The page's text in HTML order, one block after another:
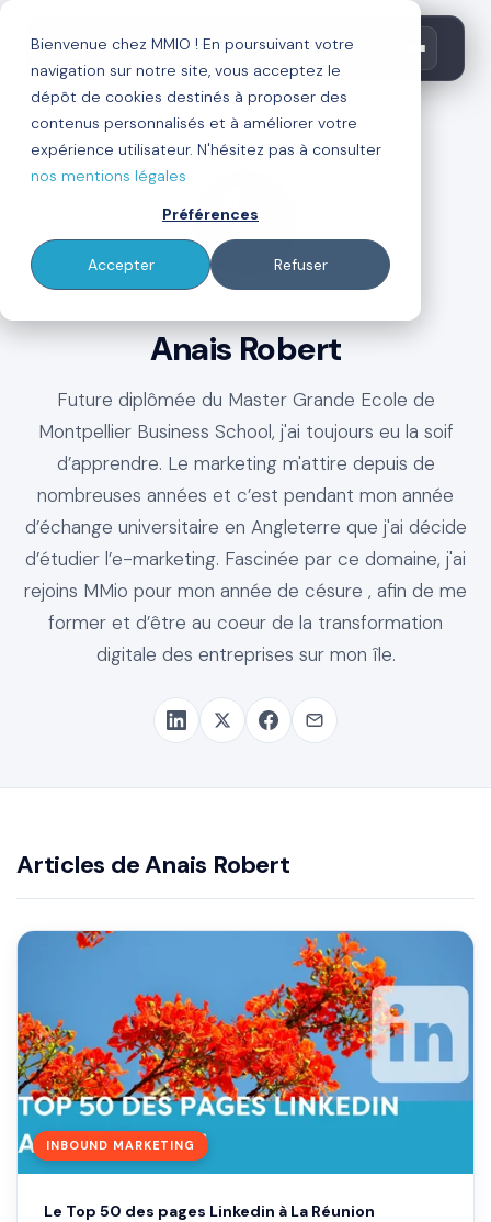
Bienvenue chez MMIO ! En poursuivant votre
navigation sur notre site, vous acceptez le
dépôt de cookies destinés à proposer des
contenus personnalisés et à améliorer votre
expérience utilisateur. N'hésitez pas à consulter
nos mentions légales
Préférences
Accepter Refuser
Retour au blog
Anais Robert
Future diplômée du Master Grande Ecole de
Montpellier Business School, j'ai toujours eu la soif
d’apprendre. Le marketing m'attire depuis de
nombreuses années et c’est pendant mon année
d’échange universitaire en Angleterre que j'ai décide
d’étudier l’e-marketing. Fascinée par ce domaine, j'ai
rejoins MMio pour mon année de césure , afin de me
former et d’être au coeur de la transformation
digitale des entreprises sur mon île.
Articles de Anais Robert
INBOUND MARKETING
Le Top 50 des pages Linkedin à La Réunion